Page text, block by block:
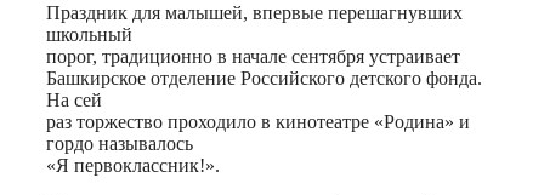
Праздник для малышей, впервые перешагнувших
школьный
порог, традиционно в начале сентября устраивает
Башкирское отделение Российского детского фонда.
На сей
paз торжество проходило в кинотеатре «Родина» и
гордо называлось
«Я первоклассник!».